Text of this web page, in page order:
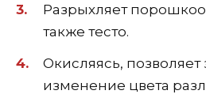
Разрыхляет
также тесто.
Окисляясь, позволяет
изменение цвета